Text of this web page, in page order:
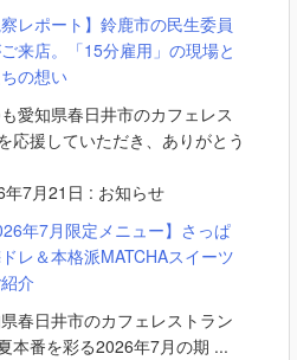
察レポート】鈴鹿市の民生委員
来店。「15分雇用」の現場と
の想い
愛知県春日井市のカフェレス
応援していただき、ありがとう
年7月21日 : お知らせ
年7月限定メニュー】さっぱ
レ＆本格派MATCHAスイーツ
介
春日井市のカフェレストラン
本番を彩る2026年7月の期 ...